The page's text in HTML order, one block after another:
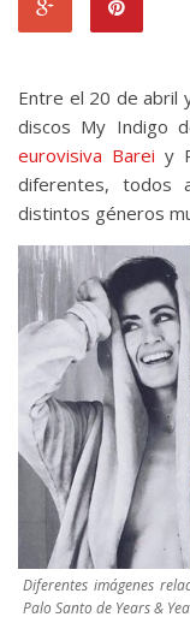
Entre el 20 de abril
discos My Indigo
eurovisiva Barei y
diferentes, todos
distintos géneros
Diferentes imágenes
Palo Santo de Years &